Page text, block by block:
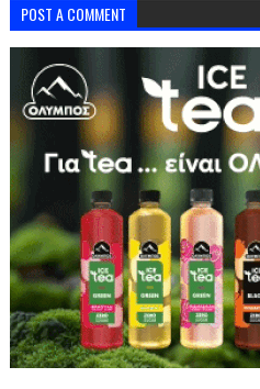
POST A COMMENT